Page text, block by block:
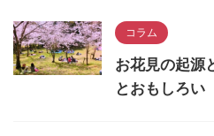
コラム
お花見の起源
とおもしろい